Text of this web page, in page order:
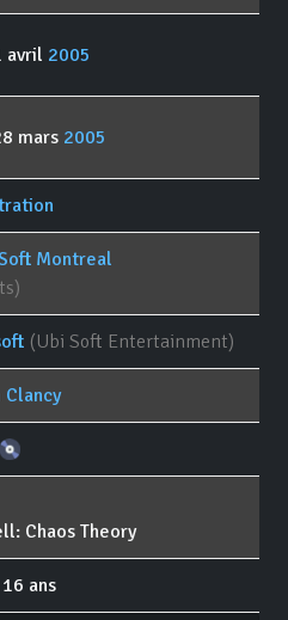
avril 2005
mars 2005
Montreal
(Ubi Soft Entertainment)
Clancy
Chaos Theory
ans